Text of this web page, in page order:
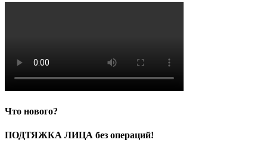
Что нового?
ПОДТЯЖКА ЛИЦА без операций!